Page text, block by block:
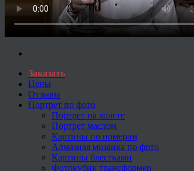
Заказать
Цены
Отзывы
Портрет по фото
Портрет на холсте
Портрет маслом
Картины по номерам
Алмазная мозаика по фото
Картины блестками
Фотокубик трансформер